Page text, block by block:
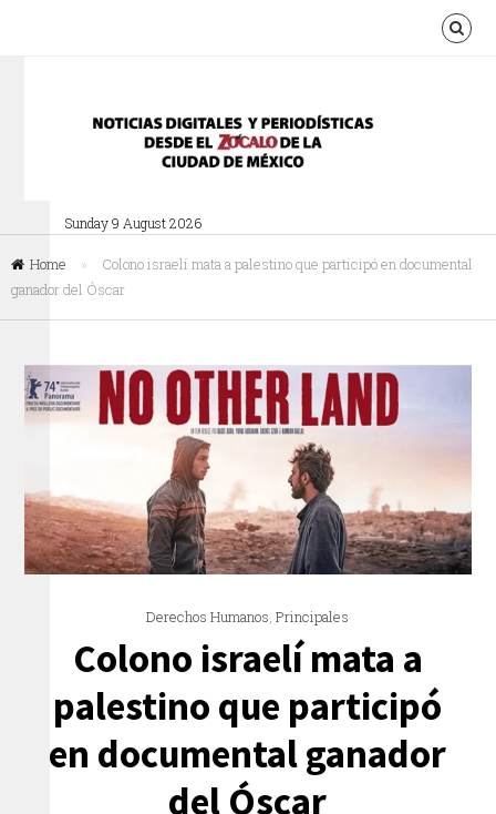
Sunday 9 August 2026
Home »
Colono israelí mata a palestino que participó en documental
ganador del Óscar
Derechos Humanos,Principales
Colono israelí mata a
palestino que participó
en documental ganador
del Óscar